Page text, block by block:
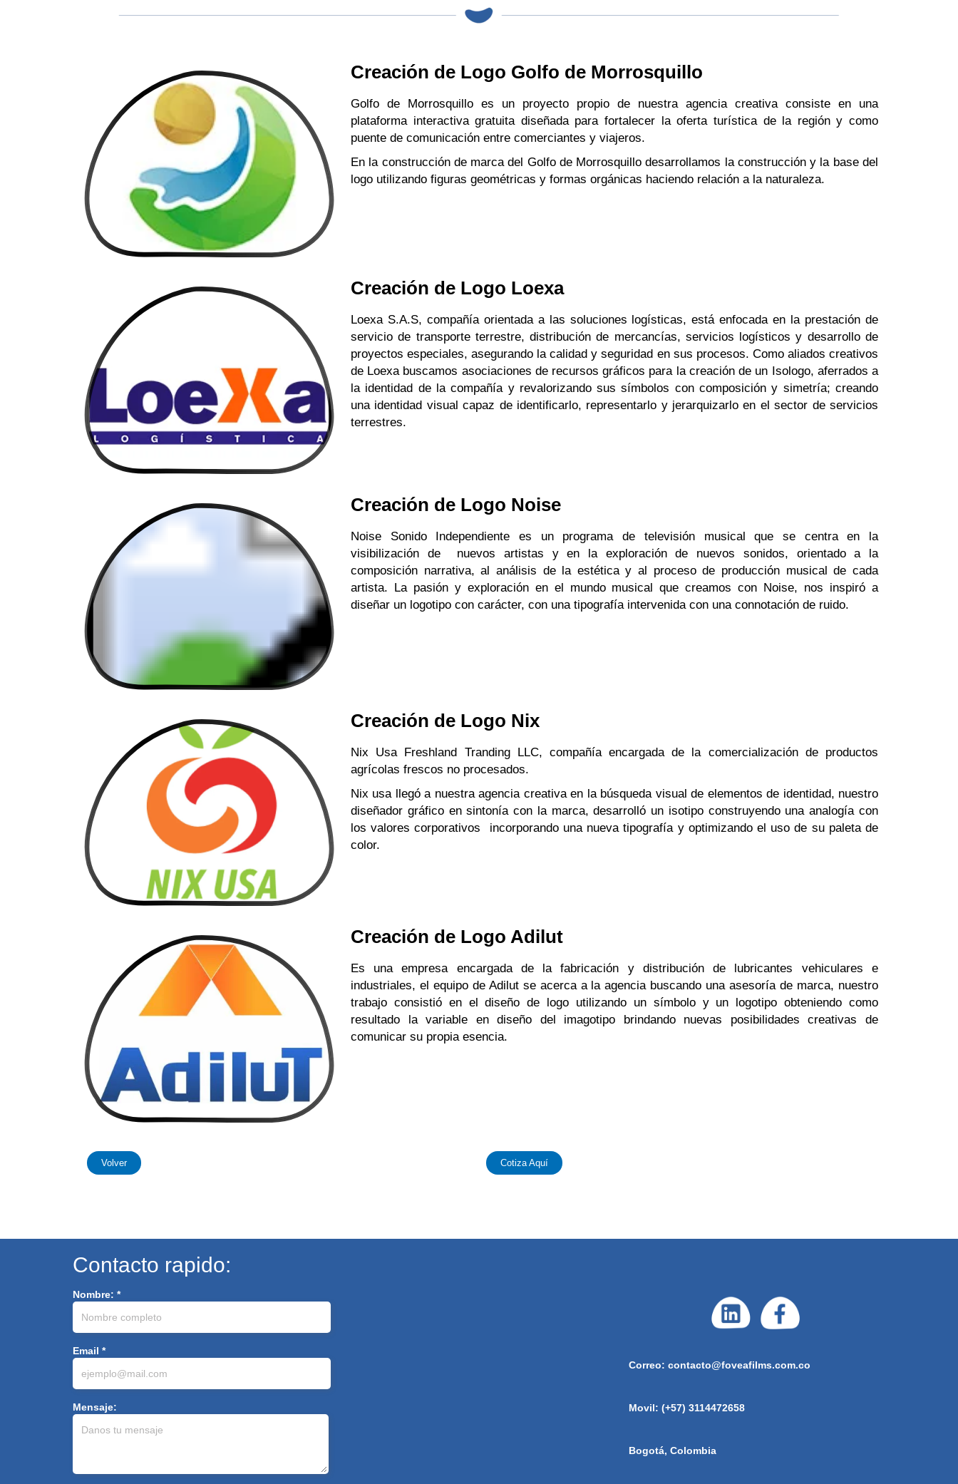
Creación de Logo Golfo de Morrosquillo
Golfo de Morrosquillo es un proyecto propio de nuestra agencia creativa consiste en una
plataforma interactiva gratuita diseñada para fortalecer la oferta turística de la región y como
puente de comunicación entre comerciantes y viajeros.
En la construcción de marca del Golfo de Morrosquillo desarrollamos la construcción y la base del
logo utilizando figuras geométricas y formas orgánicas haciendo relación a la naturaleza.
Creación de Logo Loexa
Loexa S.A.S, compañía orientada a las soluciones logísticas,está enfocada en la prestación de
servicio de transporte terrestre, distribución de mercancías, servicios logísticos y desarrollo de
proyectos especiales, asegurando la calidad y seguridad en sus procesos. Como aliados creativos
de Loexa buscamos asociaciones de recursos gráficos para la creación de un Isologo, aferrados a
la identidad de la compañía y revalorizando sus símbolos con composición y simetría; creando
una identidad visual capaz de identificarlo, representarlo y jerarquizarlo en el sector de servicios
terrestres.
Creación de Logo Noise
Noise Sonido Independiente es un programa de televisión musical que se centra en la
visibilización de nuevos artistas y en la exploración de nuevos sonidos, orientado a la
composición narrativa, al análisis de la estética y al proceso de producción musical de cada
artista. La pasión y exploración en el mundo musical que creamos con Noise, nos inspiró a
diseñar un logotipo con carácter, con una tipografía intervenida con una connotación de ruido.
Creación de Logo Nix
Nix Usa Freshland Tranding LLC, compañía encargada de la comercialización de productos
agrícolas frescos no procesados.
Nix usa llegó a nuestra agencia creativa en la búsqueda visual de elementos de identidad, nuestro
diseñador gráfico en sintonía con la marca, desarrolló un isotipo construyendo una analogía con
los valores corporativos incorporando una nueva tipografía y optimizando el uso de su paleta de
color.
Creación de Logo Adilut
Es una empresa encargada de la fabricación y distribución de lubricantes vehiculares e
industriales, el equipo de Adilut se acerca a la agencia buscando una asesoría de marca, nuestro
trabajo consistió en el diseño de logo utilizando un símbolo y un logotipo obteniendo como
resultado la variable en diseño del imagotipo brindando nuevas posibilidades creativas de
comunicar su propia esencia.
Volver Cotiza Aquí
Contacto rapido:
Nombre: *
Email *
Mensaje:
Correo: contacto@foveafilms.com.co
Movil: (+57) 3114472658
Bogotá, Colombia